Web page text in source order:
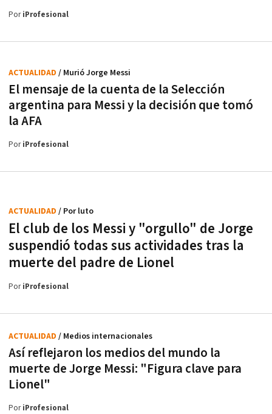
PoriProfesional
El mensaje de la cuenta de la Selección
argentina para Messi y la decisión que tomó
la AFA
ACTUALIDAD / Murió Jorge Messi
PoriProfesional
El club de los Messi y "orgullo" de Jorge
suspendió todas sus actividades tras la
muerte del padre de Lionel
ACTUALIDAD / Por luto
PoriProfesional
Así reflejaron los medios del mundo la
muerte de Jorge Messi: "Figura clave para
Lionel"
ACTUALIDAD / Medios internacionales
PoriProfesional